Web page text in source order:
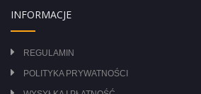
INFORMACJE
REGULAMIN
POLITYKA PRYWATNOŚCI